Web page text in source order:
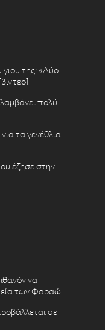
γιου της: «Δύο
πολύ
τα γενέθλια
έζησε στην
να
των Φαραώ
σε